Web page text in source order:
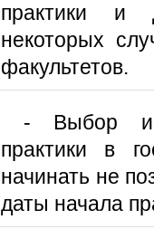
практики и
некоторых
факультетов.
- Выбор и
практики в
начинать не
даты начала